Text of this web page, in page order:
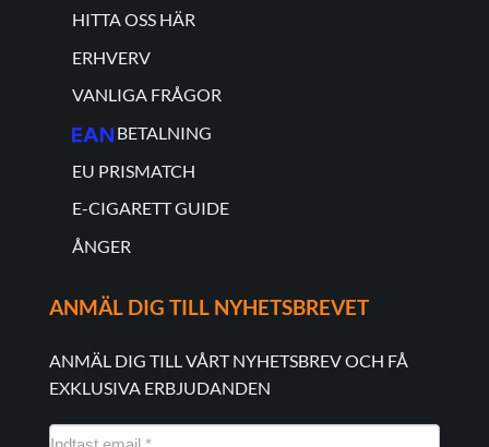
HITTA OSS HÄR
ERHVERV
VANLIGA FRÅGOR
BETALNING
EU PRISMATCH
E-CIGARETT GUIDE
ÅNGER
ANMÄL DIG TILL NYHETSBREVET
ANMÄL DIG TILL VÅRT NYHETSBREV OCH FÅ
EXKLUSIVA ERBJUDANDEN
NYHEDSMAIL